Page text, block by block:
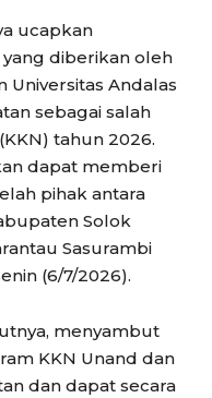
ucapkan
diberikan oleh
Universitas Andalas
sebagai salah
tahun 2026.
dapat memberi
pihak antara
Solok
Sasurambi
(6/7/2026).
menyambut
KKN Unand dan
dan dapat secara